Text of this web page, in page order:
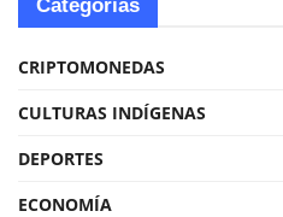
Categorías
CRIPTOMONEDAS
CULTURAS INDÍGENAS
DEPORTES
ECONOMÍA